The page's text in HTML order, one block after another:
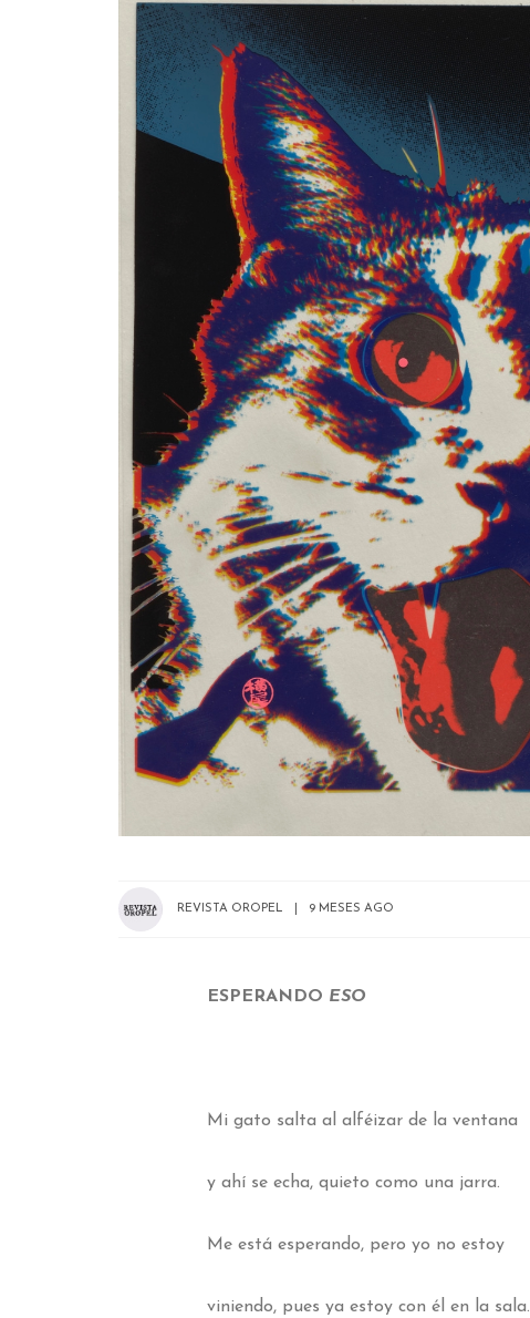
REVISTA OROPEL 9 MESES AGO
ESPERANDO ESO
Mi gato salta al alféizar de la ventana
y ahí se echa, quieto como una jarra.
Me está esperando, pero yo no estoy
viniendo, pues ya estoy con él en la sala.